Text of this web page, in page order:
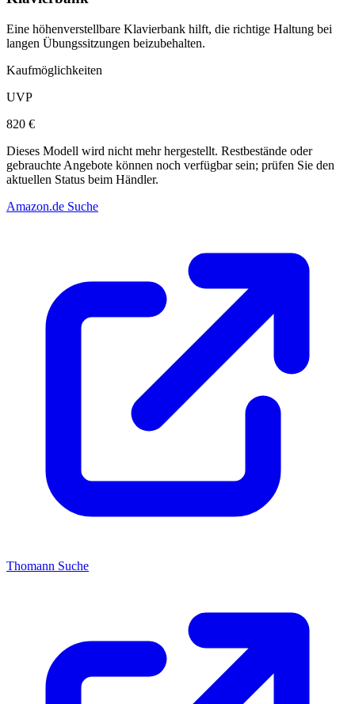
Eine höhenverstellbare Klavierbank hilft, die richtige Haltung bei
langen Übungssitzungen beizubehalten.
Kaufmöglichkeiten
UVP
820 €
Dieses Modell wird nicht mehr hergestellt. Restbestände oder
gebrauchte Angebote können noch verfügbar sein; prüfen Sie den
aktuellen Status beim Händler.
Amazon.de Suche
Thomann Suche